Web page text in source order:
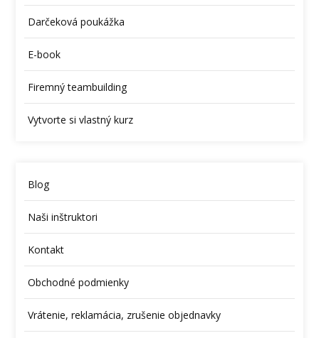
Darčeková poukážka
E-book
Firemný teambuilding
Vytvorte si vlastný kurz
Blog
Naši inštruktori
Kontakt
Obchodné podmienky
Vrátenie, reklamácia, zrušenie objednavky